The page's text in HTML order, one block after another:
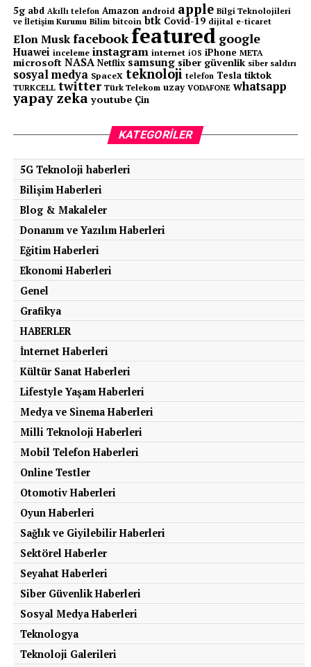
5g abd Akıllı telefon Amazon android apple Bilgi Teknolojileri
ve İletişim Kurumu Bilim bitcoin btk Covid-19 dijital e-ticaret
Elon Muskfacebook featured google
Huawei inceleme instagram internet iOS iPhone META
microsoft NASA Netflix samsung siber güvenlik siber saldırı
sosyal medya SpaceX teknoloji telefon Tesla tiktok
TURKCELL twitter Türk Telekom uzay VODAFONE whatsapp
yapay zeka youtube Çin
KATEGORILER
5G Teknoloji haberleri
Bilişim Haberleri
Blog & Makaleler
Donanım ve Yazılım Haberleri
Eğitim Haberleri
Ekonomi Haberleri
Genel
Grafikya
HABERLER
İnternet Haberleri
Kültür Sanat Haberleri
Lifestyle Yaşam Haberleri
Medya ve Sinema Haberleri
Milli Teknoloji Haberleri
Mobil Telefon Haberleri
Online Testler
Otomotiv Haberleri
Oyun Haberleri
Sağlık ve Giyilebilir Haberleri
Sektörel Haberler
Seyahat Haberleri
Siber Güvenlik Haberleri
Sosyal Medya Haberleri
Teknologya
Teknoloji Galerileri